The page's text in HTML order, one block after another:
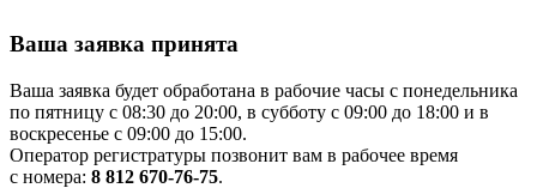
Ваша заявка принята
Ваша заявка будет обработана в рабочие часы с понедельника
по пятницу с 08:30 до 20:00, в субботу с 09:00 до 18:00 и в
воскресенье с 09:00 до 15:00.
Оператор регистратуры позвонит вам в рабочее время
с номера: 8 812 670-76-75.